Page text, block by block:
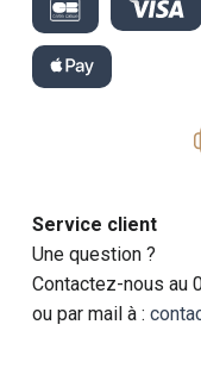
Service client
Une question ?
Contactez-nous au
ou par mail à :